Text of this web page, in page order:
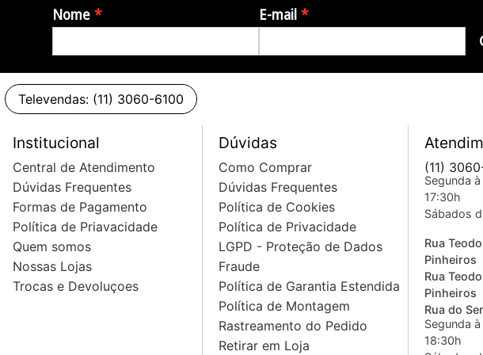
Nome E-mail
Televendas: (11) 3060-6100
Institucional
Central de Atendimento
Dúvidas Frequentes
Formas de Pagamento
Política de Priavacidade
Quem somos
Nossas Lojas
Trocas e Devoluçoes
Dúvidas
Como Comprar
Dúvidas Frequentes
Política de Cookies
Política de Privacidade
LGPD - Proteção de Dados
Fraude
Política de Garantia Estendida
Política de Montagem
Rastreamento do Pedido
Retirar em Loja
(11)
Segunda
17:30h
Sábados
Rua
Pinheiros
Rua
Pinheiros
Rua do
Segunda
18:30h